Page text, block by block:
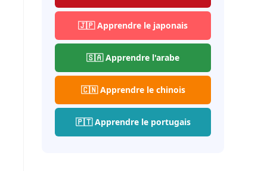
🇯🇵 Apprendre le japonais
🇸🇦 Apprendre l'arabe
🇨🇳 Apprendre le chinois
🇵🇹 Apprendre le portugais